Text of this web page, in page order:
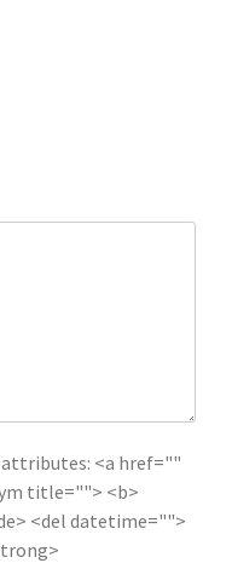
attributes: <a href=""
title=""> <b>
<del datetime="">